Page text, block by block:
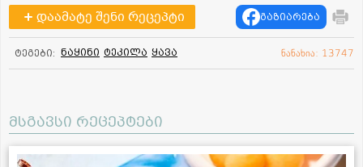
დაამატე შენი რეცეპტი გაზიარება
ტეგები: ნაყინი ტეკილა ყავა ნანახია: 13747
მსგავსი რეცეპტები